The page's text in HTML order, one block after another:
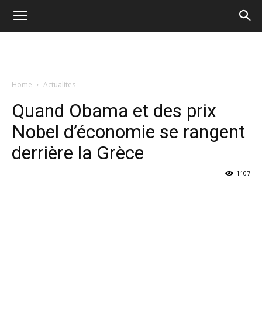
Home Actualites
Quand Obama et des prix
Nobel d’économie se rangent
derrière la Grèce
1107